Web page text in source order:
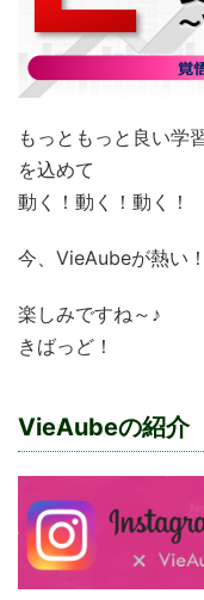
もっともっと良い学
を込めて
動く！動く！動く！
今、VieAubeが熱い！
楽しみですね～♪
きばっど！
VieAubeの紹介